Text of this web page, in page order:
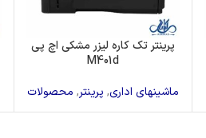
پرینتر تک کاره لیزر مشکی اچ پی
M401d
ماشینهای اداری, پرینتر, محصولات